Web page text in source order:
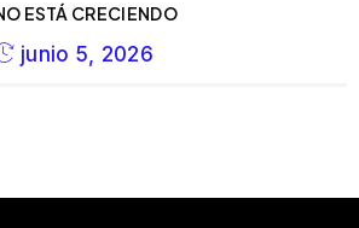
ESTÁ CRECIENDO
junio 5, 2026